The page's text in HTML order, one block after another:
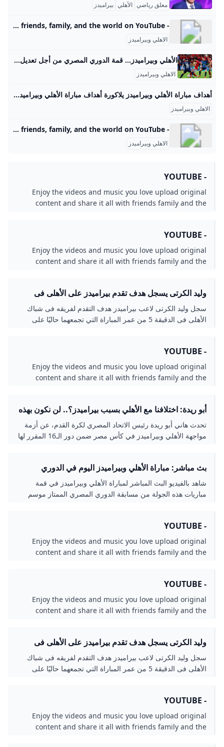
معلق رياضي الأهلي بيراميدز
- YouTube Enjoy the videos and music you love, upload original content, and share it all with friends, family, and the world on YouTube.
الاهلي وبيراميدز
الأهلي وبيراميدز... قمة الدوري المصري من أجل تعديل المسار قمة الدوري المصري بين الأهلي وبيراميدز وسط غيابات اللاعبين، وإثارة بين الطرفين بسبب طاقم التحكيم الإسباني الرئيسية » رياضة » الأهلي وبيراميدز… قمة الدوري المصري من أجل تعديل المسار قمة الدوري المصري بين الأهلي وبيراميدز وسط غيابات اللاعبين، وإثارة بين الطرفين بسبب طاقم التحكيم الإسباني ويضرب صفوف الفريقين كثير من الغيابات خلال المباراة، بخاصة الأهلي الذي يفتقد جهود الثنائي إمام عاشور الذي يعد من أبرز اللاعبين في الدوري المصري الممتاز، وذلك لعدم جاهزيته بعد تعافيه قريباً من كسر في عظمة الترقوة أصيب به أثناء المباراة الأولى في كأس العالم للأندية التي أقيمت في أميركا أخيراً.
الاهلي وبيراميدز
أهداف مباراة الأهلي وبيراميدز يلاكورة أهداف مباراة الأهلي وبيراميدز مباريات الغد الأحد 26 يناير 2025 09:26 م تابعنا علي جوجل تابعنا علي فيسبوك تابعنا علي يوتيوب تابعنا علي واتس اب تابعنا علي تيك توك
الاهلي وبيراميدز
- YouTube Enjoy the videos and music you love, upload original content, and share it all with friends, family, and the world on YouTube.
الاهلي وبيراميدز
- YOUTUBE
Enjoy the videos and music you love upload original
content and share it all with friends family and the
- YOUTUBE
Enjoy the videos and music you love upload original
content and share it all with friends family and the
وليد الكرتى يسجل هدف تقدم بيراميدز على الأهلى فى
الدقيقة 5 - اليوم السابع
سجل وليد الكرتى لاعب بيراميدز هدف التقدم لفريقه فى شباك
الأهلى فى الدقيقة 5 من عمر المباراة التي تجمعهما حاليًا على
- YOUTUBE
Enjoy the videos and music you love upload original
content and share it all with friends family and the
أبو ريدة: اختلافنا مع الأهلي بسبب بيراميدز؟.. لن نكون بهذه
السطحية السعودية GOAL.COM
تحدث هاني أبو ريدة رئيس الاتحاد المصري لكرة القدم، عن أزمة
مواجهة الأهلي وبيراميدز في كأس مصر ضمن دور الـ16 المقرر لها
بث مباشر: مباراة الأهلي وبيراميدز اليوم في الدوري
المصري 2026
شاهد بالفيديو البث المباشر لمباراة الأهلي وبيراميدز في قمة
مباريات هذه الجولة من مسابقة الدوري المصري الممتاز موسم
- YOUTUBE
Enjoy the videos and music you love upload original
content and share it all with friends family and the
- YOUTUBE
Enjoy the videos and music you love upload original
content and share it all with friends family and the
وليد الكرتى يسجل هدف تقدم بيراميدز على الأهلى فى
الدقيقة 5 - اليوم السابع
سجل وليد الكرتى لاعب بيراميدز هدف التقدم لفريقه فى شباك
الأهلى فى الدقيقة 5 من عمر المباراة التي تجمعهما حاليًا على
- YOUTUBE
Enjoy the videos and music you love upload original
content and share it all with friends family and the